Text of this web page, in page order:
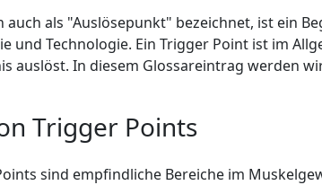
auch als "Auslösepunkt" bezeichnet, ist ein
und Technologie. Ein Trigger Point ist im
auslöst. In diesem Glossareintrag werden
Trigger Points
sind empfindliche Bereiche im